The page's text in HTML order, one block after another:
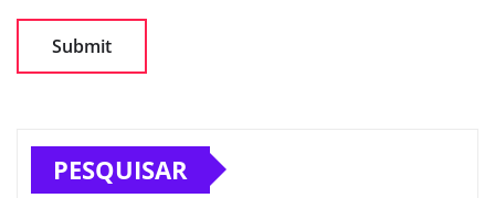
PESQUISAR